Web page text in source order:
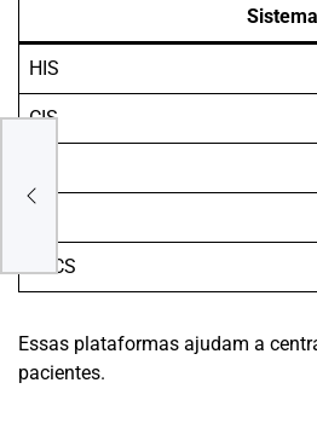
HIS
CIS
PACS
Essas plataformas ajudam a
pacientes.